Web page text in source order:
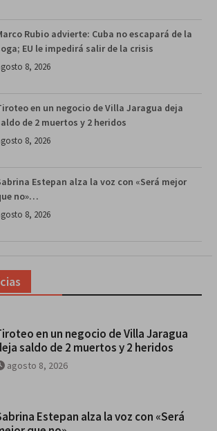
Rubio advierte: Cuba no escapará de la
EU le impedirá salir de la crisis
8, 2026
en un negocio de Villa Jaragua deja
de 2 muertos y 2 heridos
8, 2026
Estepan alza la voz con «Será mejor
no»…
8, 2026
en un negocio de Villa Jaragua
saldo de 2 muertos y 2 heridos
agosto 8, 2026
Estepan alza la voz con «Será